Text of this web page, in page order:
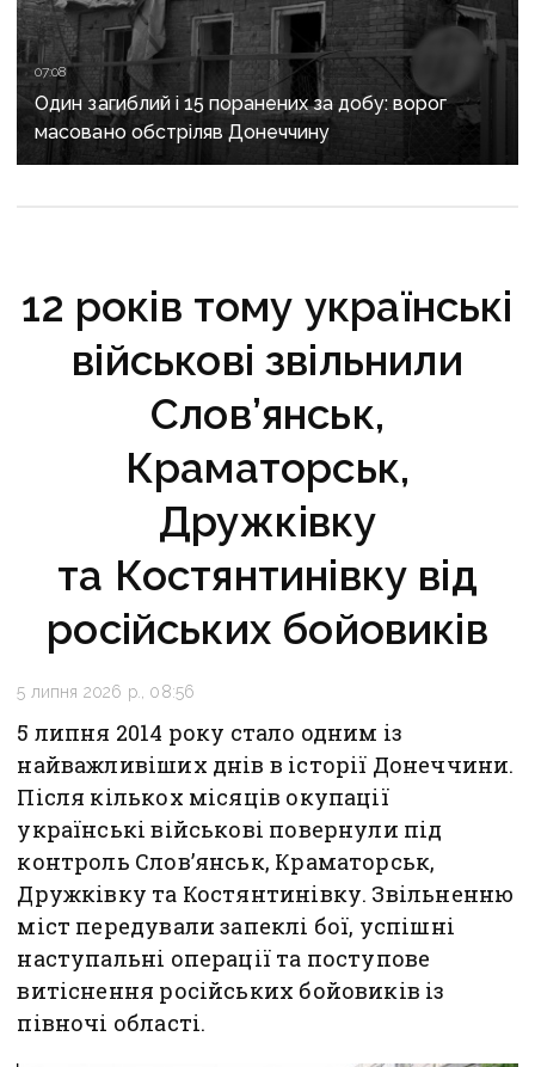
07:08
Один загиблий і 15 поранених за добу: ворог
масовано обстріляв Донеччину
12 років тому українські
військові звільнили
Слов’янськ,
Краматорськ,
Дружківку
та Костянтинівку від
російських бойовиків
5 липня 2026 р., 08:56
5 липня 2014 року стало одним із
найважливіших днів в історії Донеччини.
Після кількох місяців окупації
українські військові повернули під
контроль Слов’янськ, Краматорськ,
Дружківку та Костянтинівку. Звільненню
міст передували запеклі бої, успішні
наступальні операції та поступове
витіснення російських бойовиків із
півночі області.